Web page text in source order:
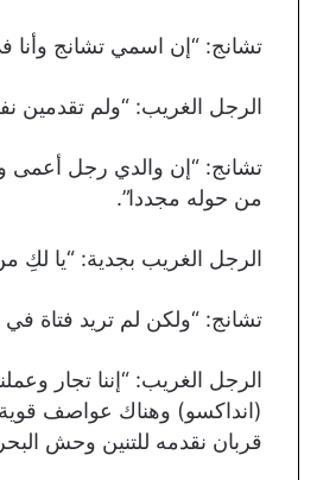
تشانج: “إن اسمي تشانج
الرجل الغريب: “ولم تقدمين
من حوله مجددا”.
الرجل الغريب بجدية: “يا
تشانج: “ولكن لم تريد فتاة
الرجل الغريب: “إننا تجار
(انداكسو) وهناك عواصف
قربان نقدمه للتنين وحش